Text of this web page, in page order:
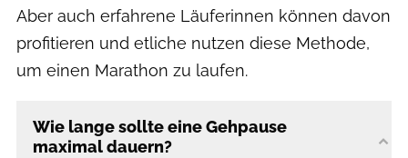
Aber auch erfahrene Läuferinnen können davon
profitieren und etliche nutzen diese Methode,
um einen Marathon zu laufen.
Wie lange sollte eine Gehpause
maximal dauern?